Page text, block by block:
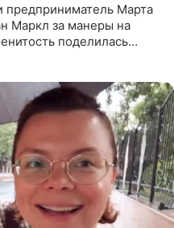
предприниматель Марта
Маркл за манеры на
поделилась